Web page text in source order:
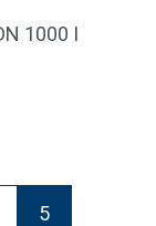
1000 I
5